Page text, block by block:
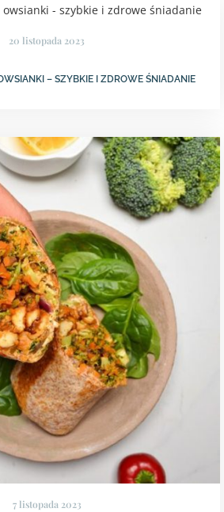
20 listopada 2023
– SZYBKIE I ZDROWE ŚNIADANIE
7 listopada 2023